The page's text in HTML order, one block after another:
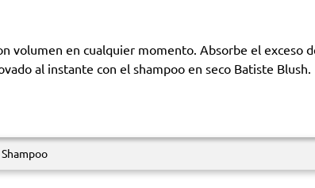
volumen en cualquier momento. Absorbe el exceso
al instante con el shampoo en seco Batiste Blush.
Shampoo